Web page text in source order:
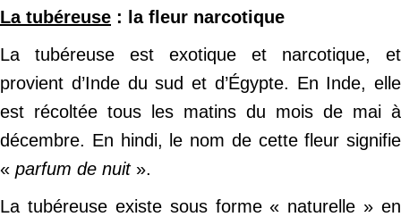
La tubéreuse : la fleur narcotique
La tubéreuse est exotique et narcotique, et
provient d’Inde du sud et d’Égypte. En Inde, elle
est récoltée tous les matins du mois de mai à
décembre. En hindi, le nom de cette fleur signifie
« parfum de nuit ».
La tubéreuse existe sous forme « naturelle » en